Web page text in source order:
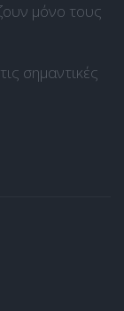
μόνο τους
σημαντικές